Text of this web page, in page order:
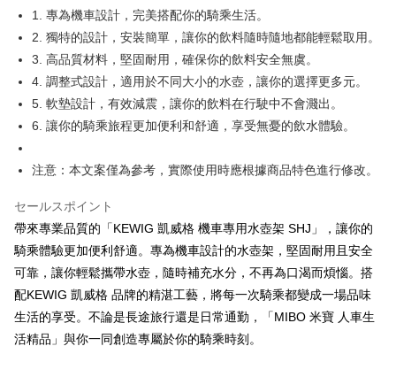
HSBC(台湾)商業銀行
華泰商業銀行
聯邦商業銀行
遠東国際商業銀行
元大商業銀行
永豐商業銀行
玉山商業銀行
星展(台湾)商業銀行
台湾楽天クレジットカード会社
Easy Wallet
Plus Pay
配送方法
全家取貨付款
配送毎にNT$60、NT$699以上で送料無料
線上付款後全家取貨
配送毎にNT$60、NT$699以上で送料無料
7-11取貨付款
1. 專為機車設計，完美搭配你的騎乘生活。
2. 獨特的設計，安裝簡單，讓你的飲料隨時隨地都能輕鬆取用。
3. 高品質材料，堅固耐用，確保你的飲料安全無虞。
4. 調整式設計，適用於不同大小的水壺，讓你的選擇更多元。
5. 軟墊設計，有效減震，讓你的飲料在行駛中不會濺出。
6. 讓你的騎乘旅程更加便利和舒適，享受無憂的飲水體驗。
注意：本文案僅為參考，實際使用時應根據商品特色進行修改。
セールスポイント
帶來專業品質的「KEWIG 凱威格 機車專用水壺架 SHJ」，讓你的
騎乘體驗更加便利舒適。專為機車設計的水壺架，堅固耐用且安全
可靠，讓你輕鬆攜帶水壺，隨時補充水分，不再為口渴而煩惱。搭
配KEWIG 凱威格 品牌的精湛工藝，將每一次騎乘都變成一場品味
生活的享受。不論是長途旅行還是日常通勤，「MIBO 米寶 人車生
活精品」與你一同創造專屬於你的騎乘時刻。